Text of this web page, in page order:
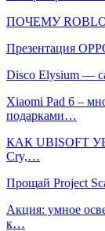
ПОЧЕМУ
Презентация
Disco Elysium —
Xiaomi Pad 6 –
подарками…
КАК UBISOFT
Cry,…
Прощай Project
Акция: умное
к…